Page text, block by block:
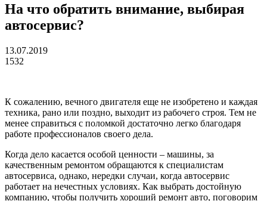
На что обратить внимание, выбирая
автосервис?
13.07.2019
1532
К сожалению, вечного двигателя еще не изобретено и каждая
техника, рано или поздно, выходит из рабочего строя. Тем не
менее справиться с поломкой достаточно легко благодаря
работе профессионалов своего дела.
Когда дело касается особой ценности – машины, за
качественным ремонтом обращаются к специалистам
автосервиса, однако, нередки случаи, когда автосервис
работает на нечестных условиях. Как выбрать достойную
компанию, чтобы получить хороший ремонт авто, поговорим